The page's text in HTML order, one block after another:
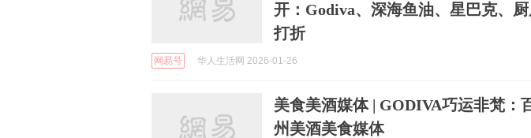
开：Godiva、深海鱼油、星巴克、
打折
网易号 华人生活网 2026-01-26
美食美酒媒体 | GODIVA巧运非梵：
州美酒美食媒体